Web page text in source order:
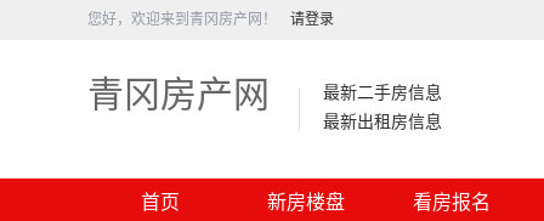
您好，欢迎来到青冈房产网！ 请登录
青冈房产网
最新二手房信息
最新出租房信息
首页 新房楼盘 看房报名